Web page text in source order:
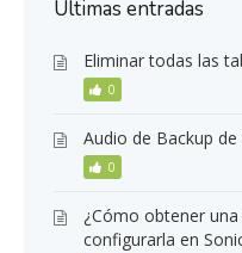
Últimas entradas
Eliminar todas las
0
Audio de Backup
0
¿Cómo obtener
configurarla en